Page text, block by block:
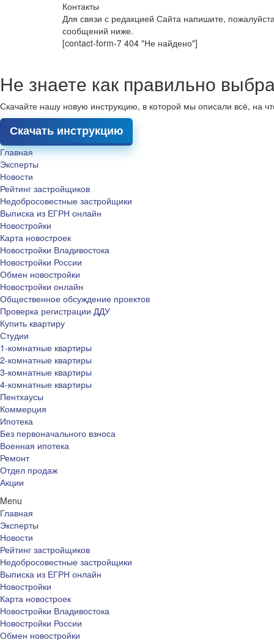
Контакты
Для связи с редакцией Сайта напишите,
сообщений ниже.
[contact-form-7 404 "Не найдено"]
Не знаете как правильно
Скачайте нашу новую инструкцию, в которой мы описали всё, на
Скачать инструкцию
Главная
Эксперты
Новости
Рейтинг застройщиков
Недобросовестные застройщики
Выписка из ЕГРН онлайн
Новостройки
Карта новостроек
Новостройки Владивостока
Новостройки России
Обмен новостройки
Новостройки онлайн
Общественное обсуждение проектов
Проверка регистрации ДДУ
Купить квартиру
Студии
1-комнатные квартиры
2-комнатные квартиры
3-комнатные квартиры
4-комнатные квартиры
Пентхаусы
Коммерция
Ипотека
Без первоначального взноса
Военная ипотека
Ремонт
Отдел продаж
Акции
Menu
Главная
Эксперты
Новости
Рейтинг застройщиков
Недобросовестные застройщики
Выписка из ЕГРН онлайн
Новостройки
Карта новостроек
Новостройки Владивостока
Новостройки России
Обмен новостройки